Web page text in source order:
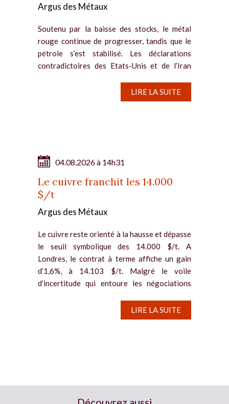
Argus des Métaux
Soutenu par la baisse des stocks, le métal
rouge continue de progresser, tandis que le
pétrole s’est stabilisé. Les déclarations
contradictoires des Etats-Unis et de l’Iran
LIRE LA SUITE
04.08.2026 à 14h31
Le cuivre franchit les 14.000
$/t
Argus des Métaux
Le cuivre reste orienté à la hausse et dépasse
le seuil symbolique des 14.000 $/t. A
Londres, le contrat à terme affiche un gain
d’1,6%, à 14.103 $/t. Malgré le voile
d’incertitude qui entoure les négociations
LIRE LA SUITE